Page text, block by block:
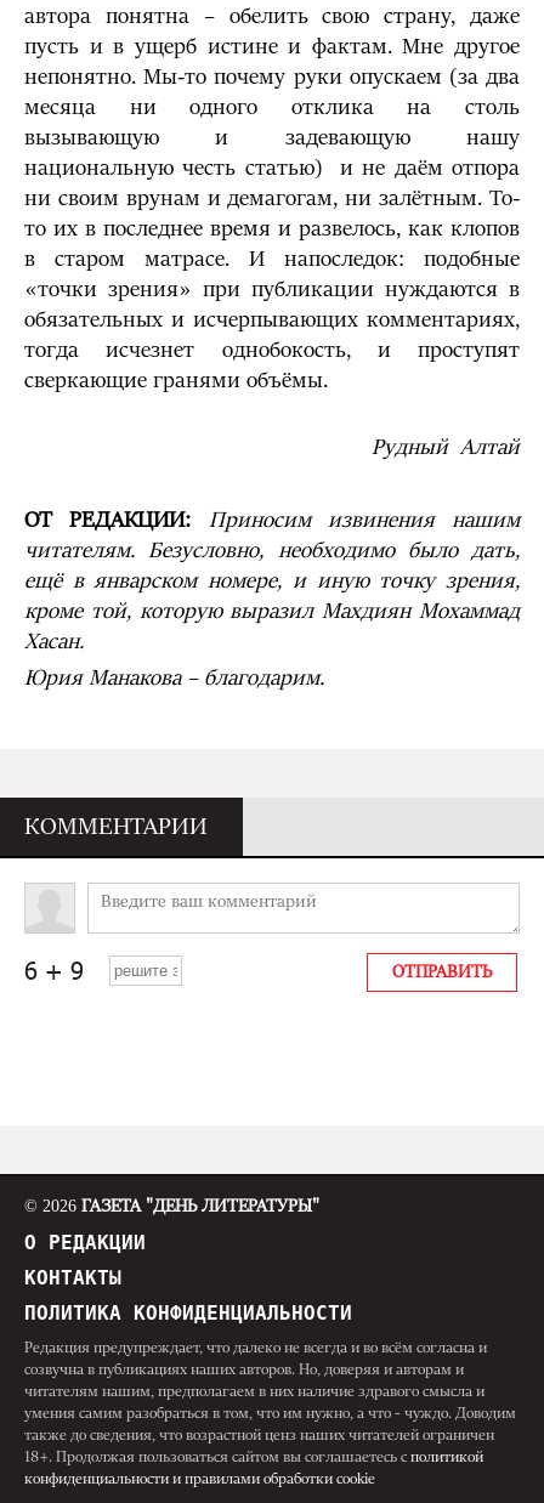
автора понятна – обелить свою страну, даже
пусть и в ущерб истине и фактам. Мне другое
непонятно. Мы-то почему руки опускаем (за два
месяца ни одного отклика на столь
вызывающую и задевающую нашу
национальную честь статью) и не даём отпора
ни своим врунам и демагогам, ни залётным. То-
то их в последнее время и развелось, как клопов
в старом матрасе. И напоследок: подобные
«точки зрения» при публикации нуждаются в
обязательных и исчерпывающих комментариях,
тогда исчезнет однобокость, и проступят
сверкающие гранями объёмы.
Рудный Алтай
ОТ РЕДАКЦИИ:
Приносим извинения нашим
читателям. Безусловно, необходимо было дать,
ещё в январском номере, и иную точку зрения,
кроме той, которую выразил Махдиян Мохаммад
Хасан.
Юрия Манакова – благодарим.
КОММЕНТАРИИ
© 2026 ГАЗЕТА "ДЕНЬ ЛИТЕРАТУРЫ"
О РЕДАКЦИИ
КОНТАКТЫ
ПОЛИТИКА КОНФИДЕНЦИАЛЬНОСТИ
Редакция предупреждает, что далеко не всегда и во всём согласна и
созвучна в публикациях наших авторов. Но, доверяя и авторам и
читателям нашим, предполагаем в них наличие здравого смысла и
умения самим разобраться в том, что им нужно, а что - чуждо. Доводим
также до сведения, что возрастной ценз наших читателей ограничен
18+. Продолжая пользоваться сайтом вы соглашаетесь с политикой
конфиденциальности и правилами обработки cookie